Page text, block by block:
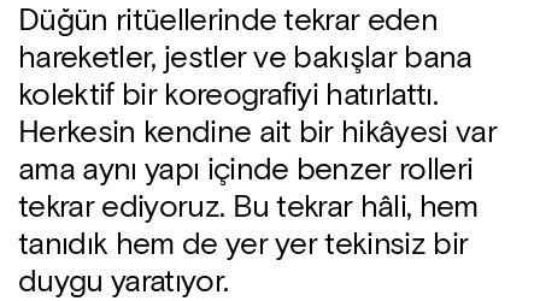
Düğün ritüellerinde tekrar eden
hareketler, jestler ve bakışlar bana
kolektif bir koreografiyi hatırlattı.
Herkesin kendine ait bir hikâyesi var
ama aynı yapı içinde benzer rolleri
tekrar ediyoruz. Bu tekrar hâli, hem
tanıdık hem de yer yer tekinsiz bir
duygu yaratıyor.